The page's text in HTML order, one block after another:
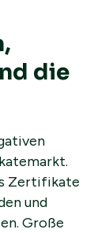
die
Zertifikate
und
Große